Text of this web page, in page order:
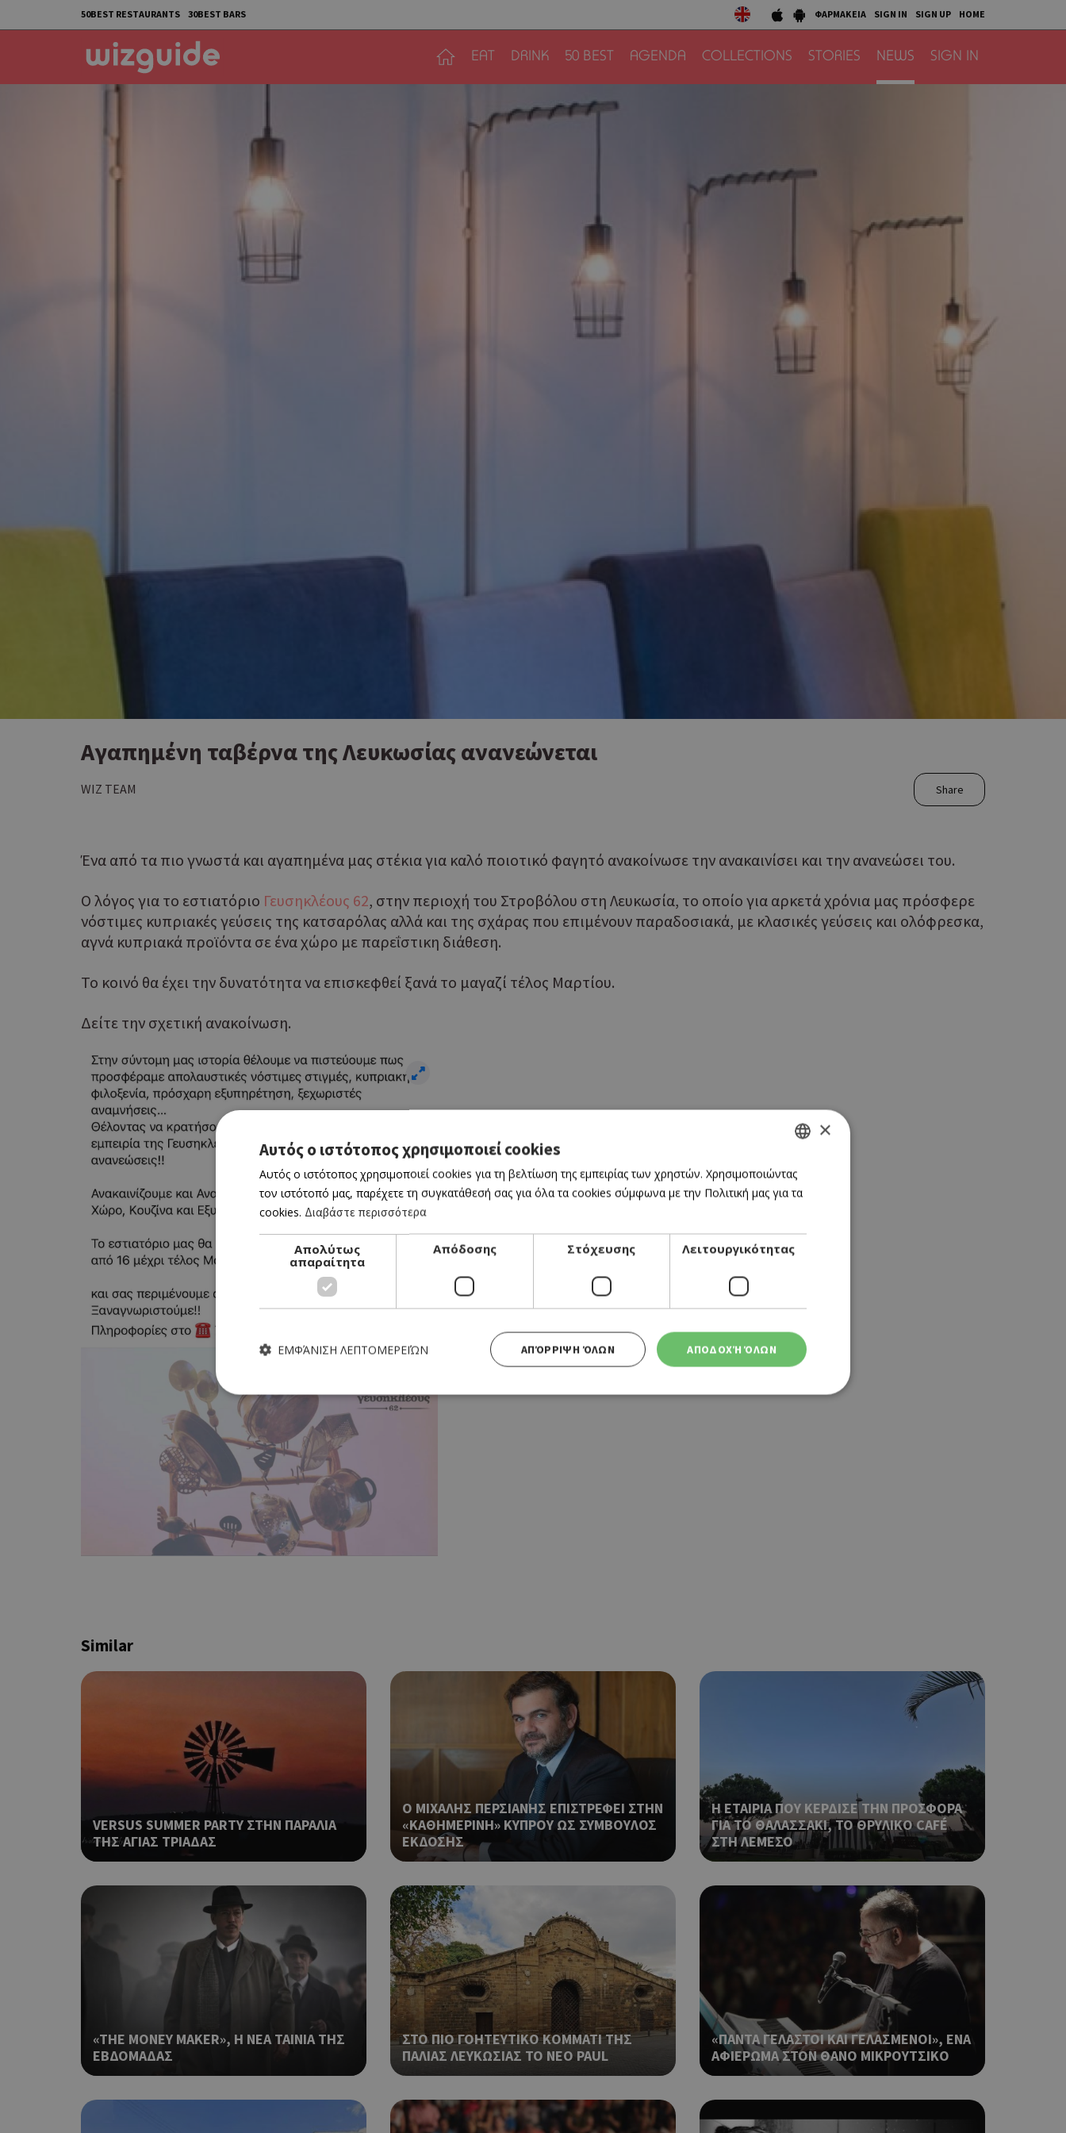
50BEST RESTAURANTS 30BEST BARS ΦΑΡΜΑΚΕΙΑ SIGN IN SIGN UP HOME
EAT DRINK 50 BEST AGENDA COLLECTIONS STORIES NEWS SIGN IN
Αγαπημένη ταβέρνα της Λευκωσίας ανανεώνεται
WIZ TEAM Share
Ένα από τα πιο γνωστά και αγαπημένα μας στέκια για καλό ποιοτικό φαγητό ανακοίνωσε την ανακαινίσει και την ανανεώσει του.
Ο λόγος για το εστιατόριο Γευσηκλέους 62, στην περιοχή του Στροβόλου στη Λευκωσία, το οποίο για αρκετά χρόνια μας πρόσφερε
νόστιμες κυπριακές γεύσεις της κατσαρόλας αλλά και της σχάρας που επιμένουν παραδοσιακά, με κλασικές γεύσεις και ολόφρεσκα,
αγνά κυπριακά προϊόντα σε ένα χώρο με παρεΐστικη διάθεση.
Το κοινό θα έχει την δυνατότητα να επισκεφθεί ξανά το μαγαζί τέλος Μαρτίου.
Δείτε την σχετική ανακοίνωση.
Similar
VERSUS SUMMER PARTY ΣΤΗΝ ΠΑΡΑΛΙΑ
ΤΗΣ ΑΓΙΑΣ ΤΡΙΑΔΑΣ
Ο ΜΙΧΑΛΗΣ ΠΕΡΣΙΑΝΗΣ ΕΠΙΣΤΡΕΦΕΙ ΣΤΗΝ
«ΚΑΘΗΜΕΡΙΝΗ» ΚΥΠΡΟΥ ΩΣ ΣΥΜΒΟΥΛΟΣ
ΕΚΔΟΣΗΣ
Η ΕΤΑΙΡΙΑ ΠΟΥ ΚΕΡΔΙΣΕ ΤΗΝ ΠΡΟΣΦΟΡΑ
ΓΙΑ ΤΟ ΘΑΛΑΣΣΑΚΙ, ΤΟ ΘΡΥΛΙΚΟ CAFÉ
ΣΤΗ ΛΕΜΕΣΟ
«THE MONEY MAKER», Η ΝΕΑ ΤΑΙΝΙΑ ΤΗΣ
ΕΒΔΟΜΑΔΑΣ
ΣΤΟ ΠΙΟ ΓΟΗΤΕΥΤΙΚΟ ΚΟΜΜΑΤΙ ΤΗΣ
ΠΑΛΙΑΣ ΛΕΥΚΩΣΙΑΣ ΤΟ ΝΕΟ PAUL
«ΠΑΝΤΑ ΓΕΛΑΣΤΟΙ ΚΑΙ ΓΕΛΑΣΜΕΝΟΙ», ΕΝΑ
ΑΦΙΕΡΩΜΑ ΣΤΟΝ ΘΑΝΟ ΜΙΚΡΟΥΤΣΙΚΟ
GREEK
ENGLISH
×
Αυτός ο ιστότοπος χρησιμοποιεί cookies
Αυτός ο ιστότοπος χρησιμοποιεί cookies για τη βελτίωση της εμπειρίας των χρηστών. Χρησιμοποιώντας
τον ιστότοπό μας, παρέχετε τη συγκατάθεσή σας για όλα τα cookies σύμφωνα με την Πολιτική μας για τα
cookies. Διαβάστε περισσότερα
Απολύτως
απαραίτητα
Απόδοσης Στόχευσης Λειτουργικότητας
ΑΠΟΔΟΧΉ ΌΛΩΝ
ΑΠΌΡΡΙΨΗ ΌΛΩΝ
ΕΜΦΆΝΙΣΗ ΛΕΠΤΟΜΕΡΕΙΏΝ
Τα απολύτως απαραίτητα cookies επιτρέπουν βασικές λειτουργίες του ιστότοπου, όπως τη σύνδεση χρήστη και τη διαχείριση λογαριασμού. Ο
ιστότοπος δεν μπορεί να χρησιμοποιηθεί σωστά χωρίς τα απολύτως απαραίτητα cookies.
Ονοματεπώνυμο
G_ENABLED_IDPS
guide.com
τρόπος με τον οποίο μπορεί να είναι
συγκεκριμένος για τον ιστότοπο, αλλά ένα καλό
παράδειγμα είναι η διατήρηση της κατάστασης
σύνδεσης για έναν χρήστη μεταξύ σελίδων.
.cyprus.wiz-
guide.com
Χρησιμοποιήθηκε για σύνδεση στο Google
takeOverCookie 1 μέρα
Χρησιμοποιείται για σκοπούς Capping δηλαδή να
εμφανίζει μόνο μια φορά την ημέρα στον χρήστη
διάφορες διαφημιστικές ενέργειες όπως είναι το
take over banner και τα push up και push down
εμφανίζει μόνο μια φορά την ημέρα στον χρήστη
διάφορες διαφημιστικές ενέργειες όπως είναι το
take over banner και τα push up και push down
banners.
LangCookie
cyprusen.wiz-
guide.com
1 εβδομάδα 3
μέρες
Χρησιμοποιείται για να προσδιορίσει την
επιλεγμένη γλώσσα του επισκέπτη.
PHPSESSID
PHP.net
guide.com
συνεδρία
Cookie που δημιουργείται από εφαρμογές που
βασίζονται στη γλώσσα PHP. Πρόκειται για ένα
αναγνωριστικό γενικού σκοπού που
χρησιμοποιείται για τη διατήρηση μεταβλητών
περιόδου λειτουργίας χρήστη. Συνήθως είναι
ένας τυχαίος αριθμός που δημιουργείται, ο
τρόπος με τον οποίο μπορεί να είναι
παράδειγμα είναι η διατήρηση της κατάστασης
σύνδεσης για έναν χρήστη μεταξύ σελίδων.
Google Privacy Policy